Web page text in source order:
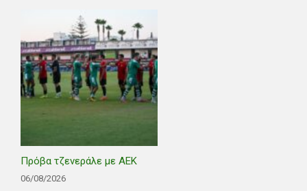
Πρόβα τζενεράλε με ΑΕΚ
06/08/2026